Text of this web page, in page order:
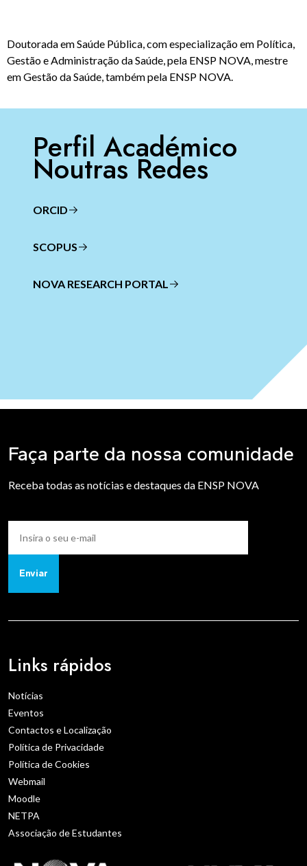
Doutorada em Saúde Pública, com especialização em Política,
Gestão e Administração da Saúde, pela ENSP NOVA, mestre
em Gestão da Saúde, também pela ENSP NOVA.
Perfil Académico
Noutras Redes
ORCID
SCOPUS
NOVA RESEARCH PORTAL
Faça parte da nossa comunidade
Receba todas as notícias e destaques da ENSP NOVA
Enviar
Links rápidos
Notícias
Eventos
Contactos e Localização
Política de Privacidade
Política de Cookies
Webmail
Moodle
NETPA
Associação de Estudantes